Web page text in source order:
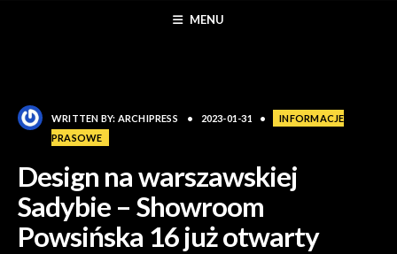
MENU
WRITTEN BY: ARCHIPRESS • 2023-01-31 •
INFORMACJE
PRASOWE
Design na warszawskiej
Sadybie – Showroom
Powsińska 16 już otwarty